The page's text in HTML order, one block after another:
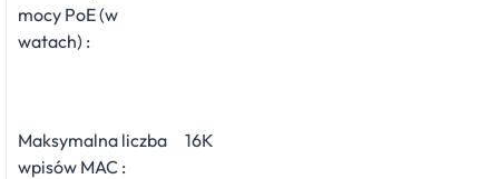
mocy PoE (w
watach) :
Maksymalna liczba
wpisów MAC :
16K